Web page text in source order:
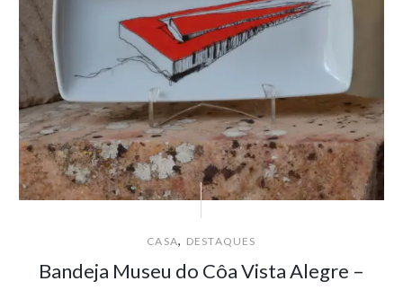
CASA, DESTAQUES
Bandeja Museu do Côa Vista Alegre –